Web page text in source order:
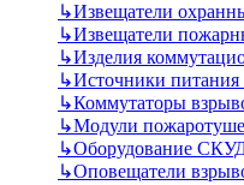
↳Извещатели
↳Извещатели
↳Изделия
↳Источники
↳Коммутаторы
↳Модули
↳Оборудование
↳Оповещатели